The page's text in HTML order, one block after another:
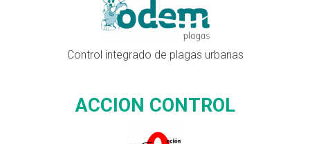
Control integrado de plagas urbanas
ACCION CONTROL